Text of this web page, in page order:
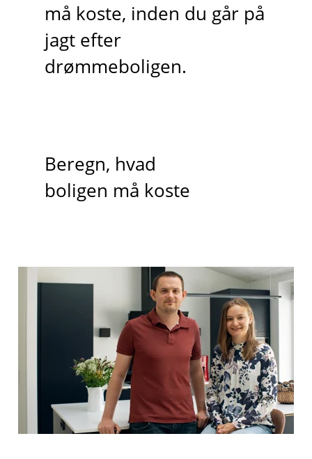
må koste, inden du går på
jagt efter
drømmeboligen.
Beregn, hvad
boligen må koste